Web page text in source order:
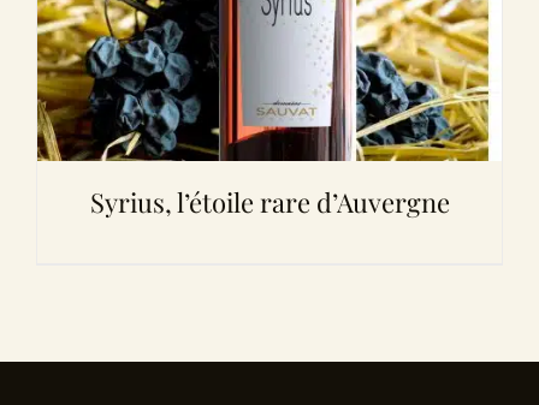
Syrius, l’étoile rare d’Auvergne